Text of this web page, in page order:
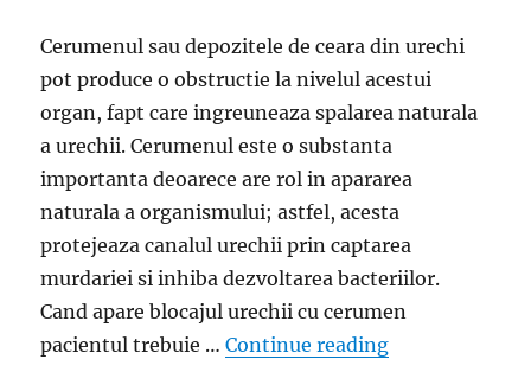
Cerumenul sau depozitele de ceara din urechi
pot produce o obstructie la nivelul acestui
organ, fapt care ingreuneaza spalarea naturala
a urechii. Cerumenul este o substanta
importanta deoarece are rol in apararea
naturala a organismului; astfel, acesta
protejeaza canalul urechii prin captarea
murdariei si inhiba dezvoltarea bacteriilor.
Cand apare blocajul urechii cu cerumen
pacientul trebuie …Continue reading„Cu ce se